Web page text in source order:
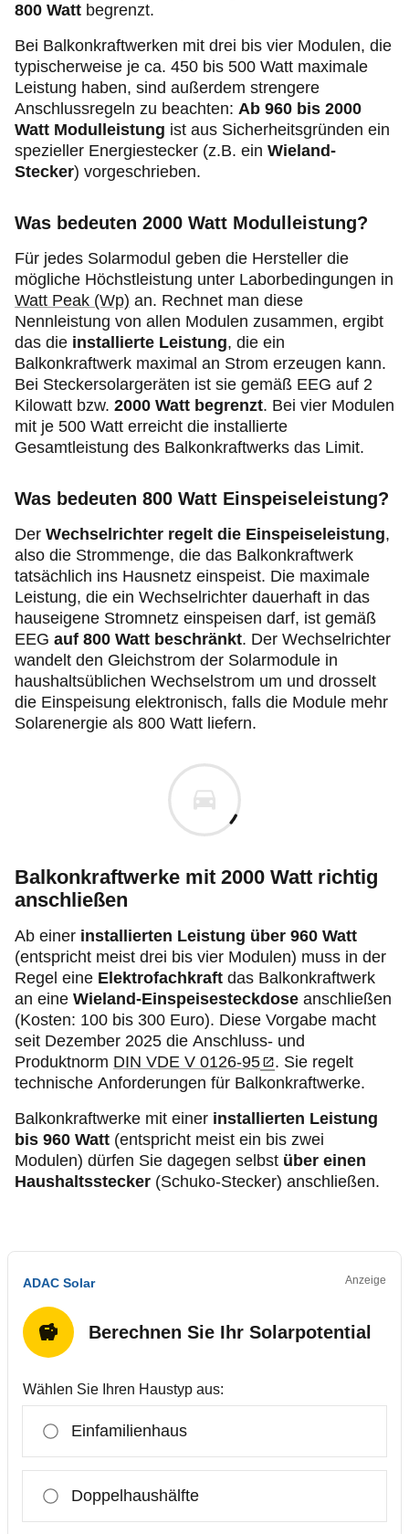
800 Watt begrenzt.
Bei Balkonkraftwerken mit drei bis vier Modulen, die
typischerweise je ca. 450 bis 500 Watt maximale
Leistung haben, sind außerdem strengere
Anschlussregeln zu beachten: Ab 960 bis 2000
Watt Modulleistung ist aus Sicherheitsgründen ein
spezieller Energiestecker (z.B. ein Wieland-
Stecker) vorgeschrieben.
Was bedeuten 2000 Watt Modulleistung?
Für jedes Solarmodul geben die Hersteller die
mögliche Höchstleistung unter Laborbedingungen in
Watt Peak (Wp) an. Rechnet man diese
Nennleistung von allen Modulen zusammen, ergibt
das die installierte Leistung, die ein
Balkonkraftwerk maximal an Strom erzeugen kann.
Bei Steckersolargeräten ist sie gemäß EEG auf 2
Kilowatt bzw. 2000 Watt begrenzt. Bei vier Modulen
mit je 500 Watt erreicht die installierte
Gesamtleistung des Balkonkraftwerks das Limit.
Was bedeuten 800 Watt Einspeiseleistung?
Der Wechselrichter regelt die Einspeiseleistung,
also die Strommenge, die das Balkonkraftwerk
tatsächlich ins Hausnetz einspeist. Die maximale
Leistung, die ein Wechselrichter dauerhaft in das
hauseigene Stromnetz einspeisen darf, ist gemäß
EEG auf 800 Watt beschränkt. Der Wechselrichter
wandelt den Gleichstrom der Solarmodule in
haushaltsüblichen Wechselstrom um und drosselt
die Einspeisung elektronisch, falls die Module mehr
Solarenergie als 800 Watt liefern.
Balkonkraftwerke mit 2000 Watt richtig
anschließen
Ab einer installierten Leistung über 960 Watt
(entspricht meist drei bis vier Modulen) muss in der
Regel eine Elektrofachkraft das Balkonkraftwerk
an eine Wieland-Einspeisesteckdose anschließen
(Kosten: 100 bis 300 Euro). Diese Vorgabe macht
seit Dezember 2025 die Anschluss- und
Produktnorm DIN VDE V 0126-95
. Sie regelt
technische Anforderungen für Balkonkraftwerke.
Balkonkraftwerke mit einer installierten Leistung
bis 960 Watt (entspricht meist ein bis zwei
Modulen) dürfen Sie dagegen selbst über einen
Haushaltsstecker (Schuko-Stecker) anschließen.
ADAC Solar Anzeige
Berechnen Sie Ihr Solarpotential
Wählen Sie Ihren Haustyp aus:
Einfamilienhaus
Doppelhaushälfte